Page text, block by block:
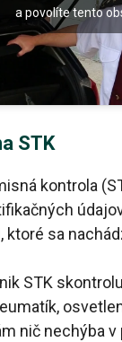
a povolíte tento
STK
kontrola
ktoré sa
STK
nič nechýba